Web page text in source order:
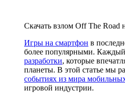
Скачать взлом Off The Road
Игры на смартфон в
более популярными.
разработки, которые
планеты. В этой статье мы
событиях из мира
игровой индустрии.